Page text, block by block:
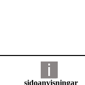
sidoanvisningar